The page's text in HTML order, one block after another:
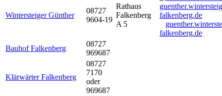
Wintersteiger Günther
08727
9604-19
Rathaus
Falkenberg
A 5
falkenberg.de
Bauhof Falkenberg
08727
969687
Klärwärter Falkenberg
08727
7170
oder
969687